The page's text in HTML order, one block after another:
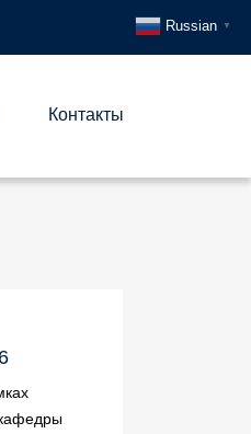
Контакты
Russian ▼